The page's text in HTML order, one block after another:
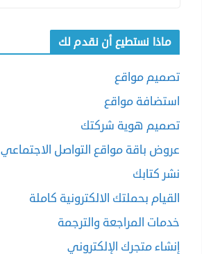
ماذا نستطيع أن نقدم لك
تصميم مواقع
استضافة مواقع
تصميم هوية شركتك
عروض باقة مواقع التواصل الاجتماعي
نشر كتابك
القيام بحملتك الالكترونية كاملة
خدمات المراجعة والترجمة
إنشاء متجرك الإلكتروني